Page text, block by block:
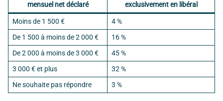
mensuel net déclaré
exclusivement en libéral
Moins de 1 500 €
4 %
De 1 500 à moins de 2 000 €
16 %
De 2 000 à moins de 3 000 €
45 %
3 000 € et plus
32 %
Ne souhaite pas répondre
3 %